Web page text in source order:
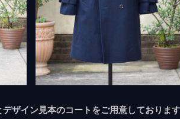
ザイン見本のコートをご用意しておりま